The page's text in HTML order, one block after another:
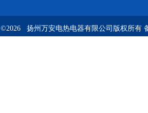
©2026 扬州万安电热电器有限公司版权所有